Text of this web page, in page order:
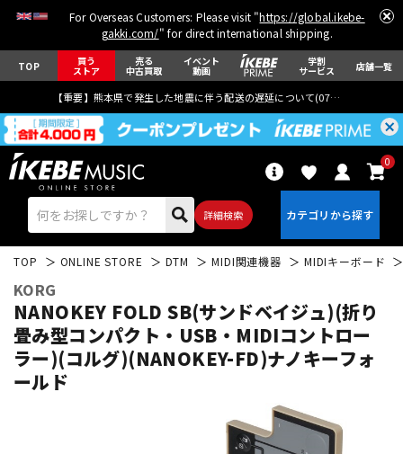
For Overseas Customers: Please visit "https://global.ikebe-
gakki.com/" for direct international shipping.
TOP 買う
ストア
売る
中古買取
イベント
動画
学割
サービス 店舗一覧
【重要】熊本県で発生した地震に伴う配送の遅延について(07月29日
詳細検索
0
エレキギター アコギ/エレアコ
ウクレレ
TOP ONLINE STORE DTM MIDI関連機器 MIDIキーボード
KORG
NANOKEY FOLD SB(サンドベイジュ)(折り
畳み型コンパクト・USB・MIDIコントロー
ラー)(コルグ)(NANOKEY-FD)ナノキーフォ
ールド